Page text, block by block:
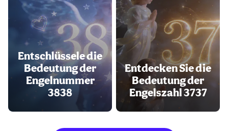
Entschlüssele die
Bedeutung der
Engelnummer
3838
Entdecken Sie die
Bedeutung der
Engelszahl 3737